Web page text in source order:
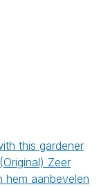
this gardener
Zeer
hem aanbevelen